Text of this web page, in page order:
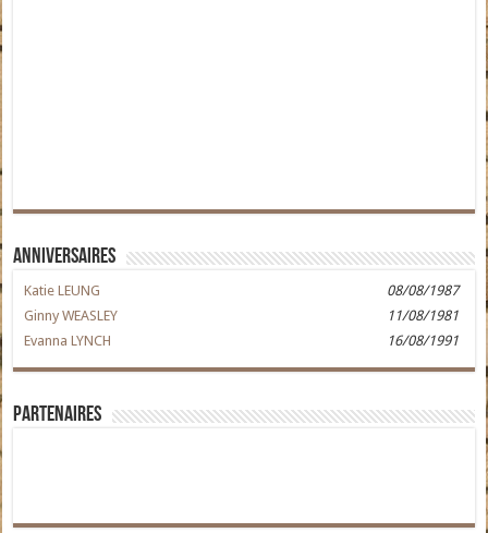
Anniversaires
Katie LEUNG
08/08/1987
Ginny WEASLEY
11/08/1981
Evanna LYNCH
16/08/1991
Partenaires